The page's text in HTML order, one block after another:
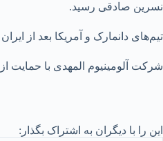
نسرین صادقی رسید.
تیم‌های دانمارک و آمریکا بعد از ایران در
شرکت آلومینیوم المهدی با
این را با دیگران به اشتراک بگذار: